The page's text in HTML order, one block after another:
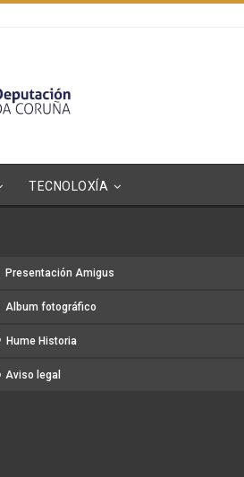
TECNOLOXÍA
Presentación Amigus
Album fotográfico
Hume Historia
Aviso legal